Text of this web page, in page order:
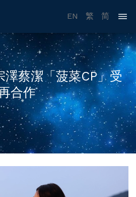
EN 繁 简
蔡潔「菠菜CP」受
合作